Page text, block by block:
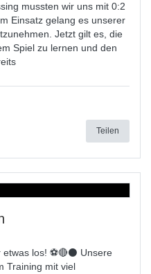
mussten wir uns mit 0:2
Einsatz gelang es unserer
Jetzt gilt es, die
Spiel zu lernen und den
Teilen
los! ⚽️🔴⚫ Unsere
Training mit viel